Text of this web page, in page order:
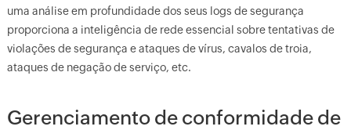
uma análise em profundidade dos seus logs de segurança
proporciona a inteligência de rede essencial sobre tentativas de
violações de segurança e ataques de vírus, cavalos de troia,
ataques de negação de serviço, etc.
Gerenciamento de conformidade de